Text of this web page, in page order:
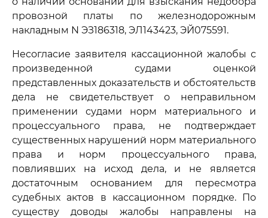
провозной платы по железнодорожным
накладным N ЭЗ186318, ЭЛ143423, ЭЙ075591.
Несогласие заявителя кассационной жалобы с
произведенной судами оценкой
представленных доказательств и обстоятельств
дела не свидетельствует о неправильном
применении судами норм материального и
процессуального права, не подтверждает
существенных нарушений норм материального
права и норм процессуального права,
повлиявших на исход дела, и не является
достаточным основанием для пересмотра
судебных актов в кассационном порядке. По
существу доводы жалобы направлены на